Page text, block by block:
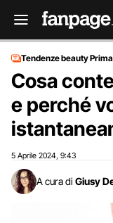
Tendenze beauty
Cosa
e perché
5 Aprile 2024 9:43
A cura di Giusy